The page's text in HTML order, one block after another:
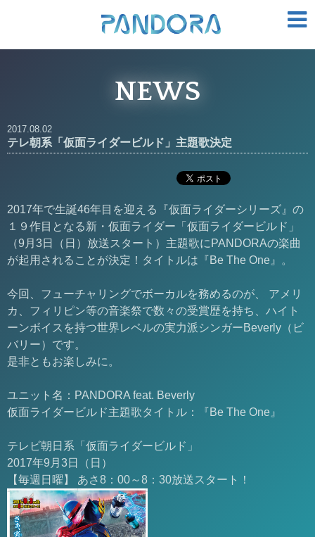
NEWS
2017.08.02
テレ朝系「仮面ライダービルド」主題歌決定
2017年で生誕46年目を迎える『仮面ライダーシリーズ』の
１９作目となる新・仮面ライダー「仮面ライダービルド」
（9月3日（日）放送スタート）主題歌にPANDORAの楽曲
が起用されることが決定！タイトルは『Be The One』。
今回、フューチャリングでボーカルを務めるのが、 アメリ
カ、フィリピン等の音楽祭で数々の受賞歴を持ち、ハイト
ーンボイスを持つ世界レベルの実力派シンガーBeverly（ビ
バリー）です。
是非ともお楽しみに。
ユニット名：PANDORA feat. Beverly
仮面ライダービルド主題歌タイトル：『Be The One』
テレビ朝日系「仮面ライダービルド」
2017年9月3日（日）
【毎週日曜】 あさ8：00～8：30放送スタート！